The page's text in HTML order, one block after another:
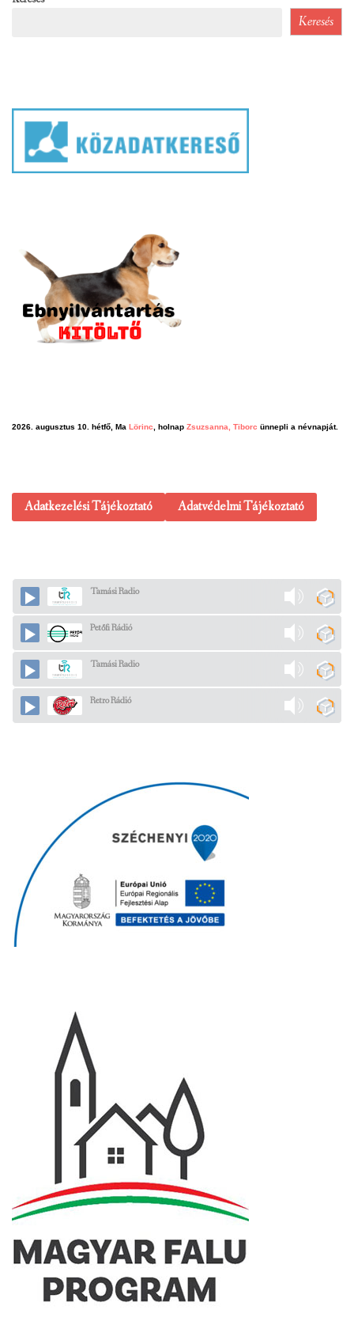
Keresés
2026. augusztus 10. hétfő, Ma Lörinc, holnap Zsuzsanna, Tiborc ünnepli a névnapját.
Adatkezelési Tájékoztató Adatvédelmi Tájékoztató
Tamási Radio
Petőfi Rádió
Tamási Radio
Retro Rádió